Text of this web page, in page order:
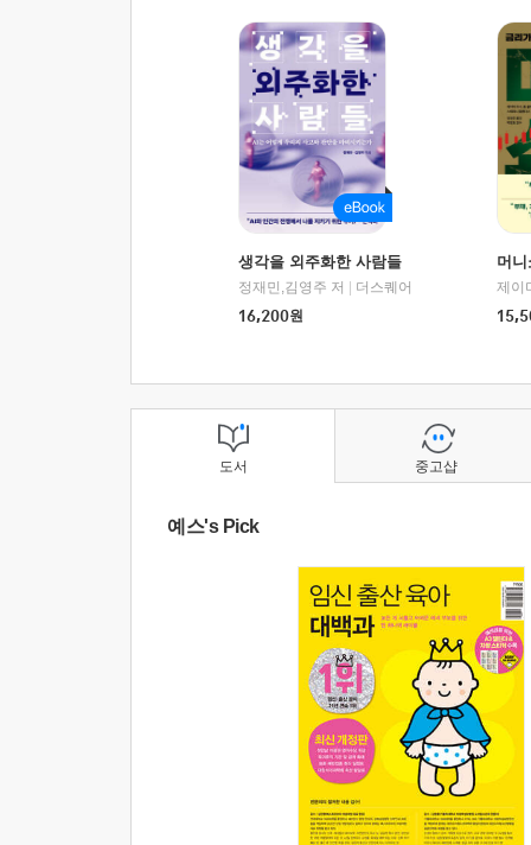
생각을 외주화한 사람들
정재민,김영주 저
더스퀘어
16,200원
머
도서
예스's Pick
중고샵